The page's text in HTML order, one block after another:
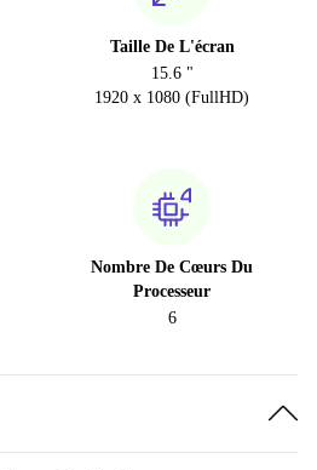
Taille De L'écran
15.6 "
1920 x 1080 (FullHD)
Nombre De Cœurs Du
Processeur
6